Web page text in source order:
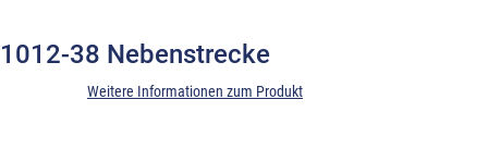
38 Nebenstrecke
Weitere Informationen zum Produkt